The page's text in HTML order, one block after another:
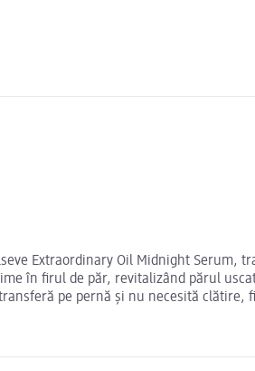
Extraordinary Oil Midnight
în firul de păr, revitalizând părul
pe pernă și nu necesită